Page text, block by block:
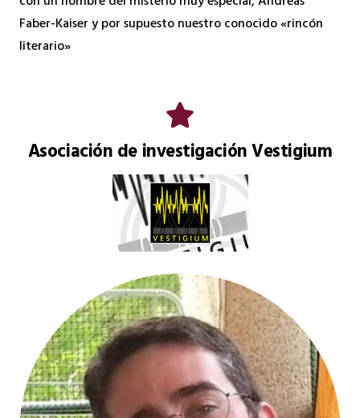
Faber-Kaiser y por supuesto nuestro conocido «rincón
literario»
Asociación de investigación Vestigium